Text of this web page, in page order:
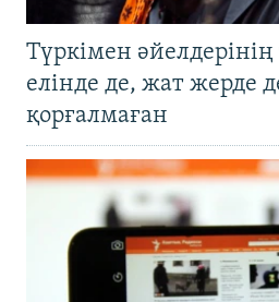
Түркімен
елінде де, жат жерде
қорғалмаған